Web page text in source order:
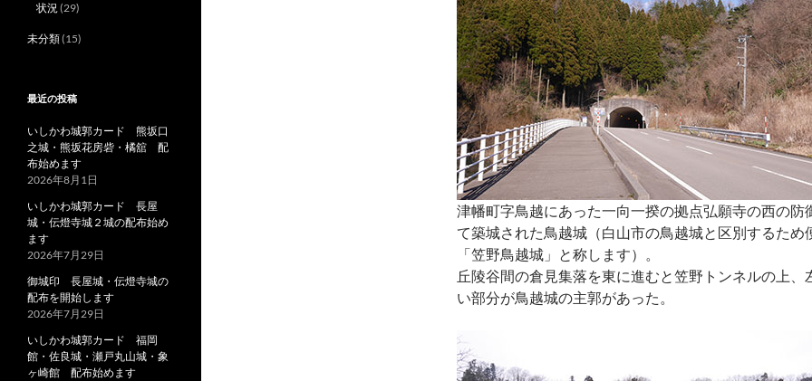
津幡町字鳥越にあった一向一揆の拠点弘願寺の西の防
て築城された鳥越城（白山市の鳥越城と区別するため
「笠野鳥越城」と称します）。
丘陵谷間の倉見集落を東に進むと笠野トンネルの上、
い部分が鳥越城の主郭があった。
状況(29)
未分類(15)
最近の投稿
いしかわ城郭カード 熊坂口
之城・熊坂花房砦・橘舘 配
布始めます
2026年8月1日
いしかわ城郭カード 長屋
城・伝燈寺城２城の配布始め
ます
2026年7月29日
御城印 長屋城・伝燈寺城の
配布を開始します
2026年7月29日
いしかわ城郭カード 福岡
館・佐良城・瀬戸丸山城・象
ヶ崎館 配布始めます